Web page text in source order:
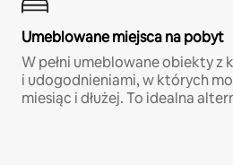
Umeblowane miejsca na pobyt
W pełni umeblowane obiekty z
i udogodnieniami, w których
miesiąc i dłużej. To idealna